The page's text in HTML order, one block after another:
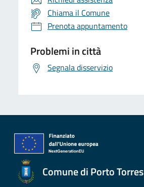
Chiama il Comune
Prenota appuntamento
Problemi in città
Segnala disservizio
Comune di Porto Torres